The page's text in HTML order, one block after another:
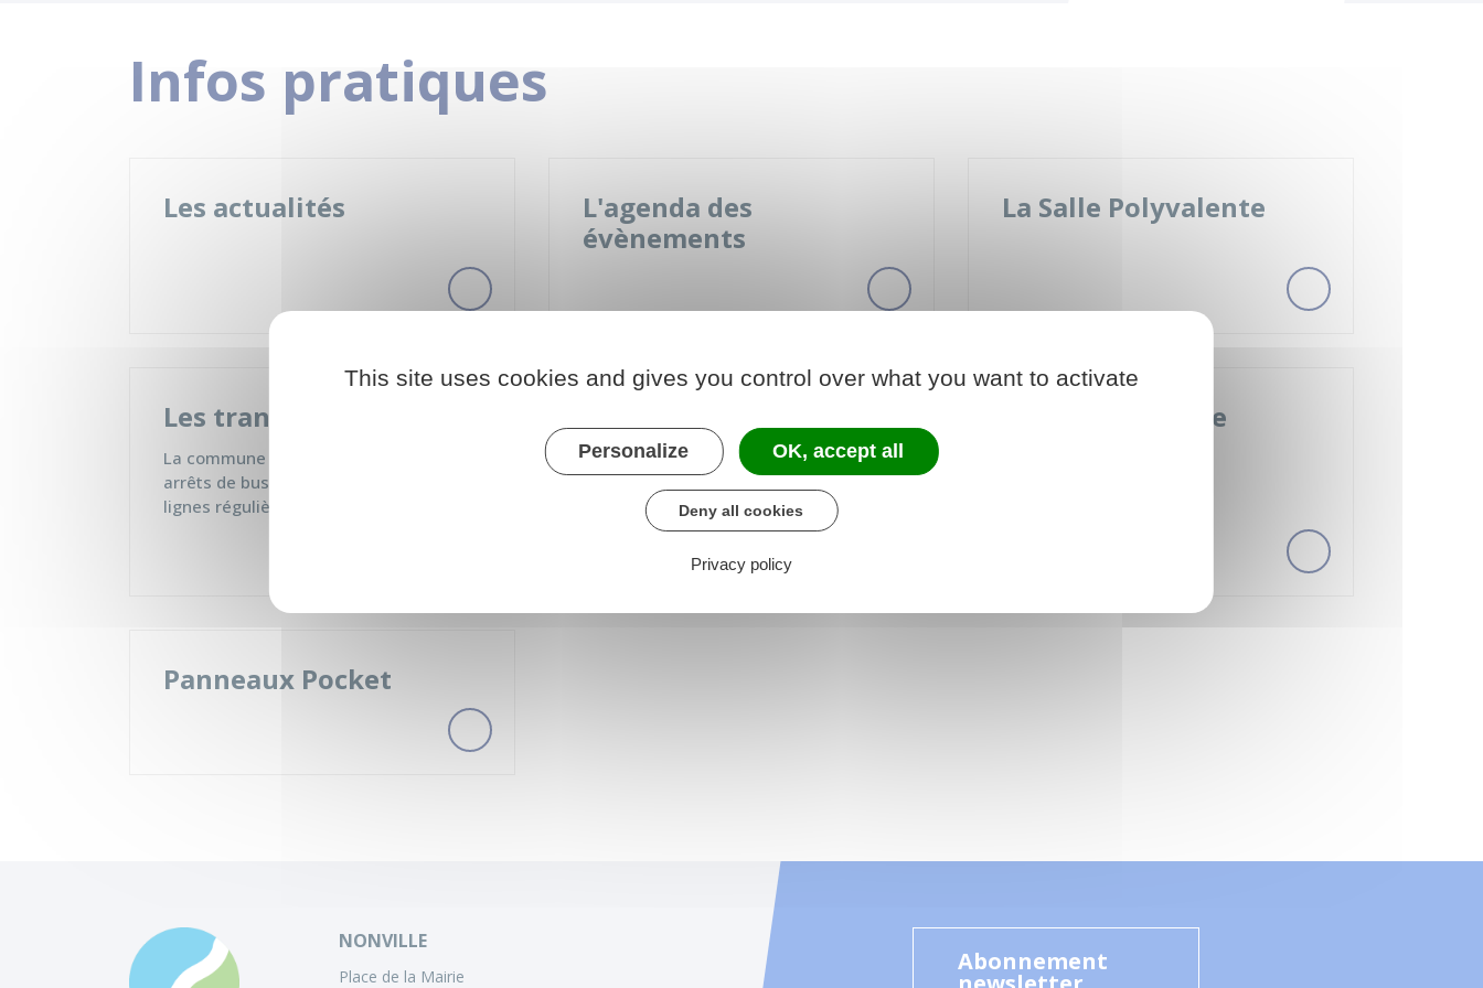
Infos pratiques
Les actualités
L'agenda des
évènements
La Salle Polyvalente
Les transports
La commune de Nonville compte 5
arrêts de bus, est desservie par 6
lignes régulières…
local)
Votre journal en ligne !
Carte interactive
Panneaux Pocket
NONVILLE
Place de la Mairie
Abonnement
This site uses cookies and gives you control over what you want to activate
Personalize OK, accept all
Deny all cookies
Privacy policy